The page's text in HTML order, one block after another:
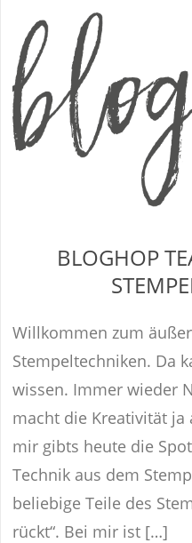
BLOGHOP
Willkommen zum
Stempeltechniken. Da
wissen. Immer wieder
macht die Kreativität
mir gibts heute die
Technik aus dem
beliebige Teile des
rückt“. Bei mir ist […]